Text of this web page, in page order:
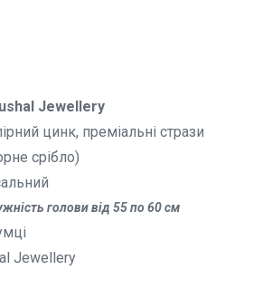
Jewellery
цинк, преміальні стрази
срібло)
голови від 55 по 60 см
Jewellery